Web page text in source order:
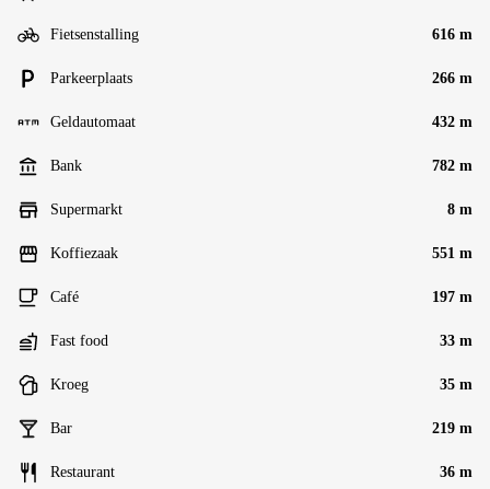
Fietsenstalling 616 m
Parkeerplaats 266 m
Geldautomaat 432 m
Bank 782 m
Supermarkt 8 m
Koffiezaak 551 m
Café 197 m
Fast food 33 m
Kroeg 35 m
Bar 219 m
Restaurant 36 m